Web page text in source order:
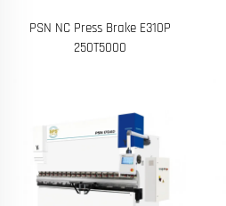
PSN NC Press Brake E310P
250T5000